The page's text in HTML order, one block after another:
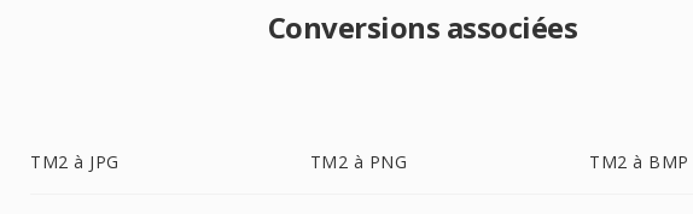
Conversions associées
TM2 à JPG TM2 à PNG TM2 à BMP